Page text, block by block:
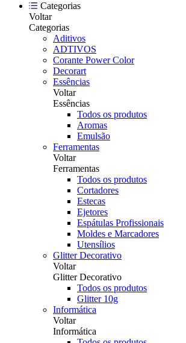
Categorias
Voltar
Categorias
Aditivos
ADTIVOS
Corante Power Color
Decorart
Essências
Voltar
Essências
Todos os produtos
Aromas
Emulsão
Ferramentas
Voltar
Ferramentas
Todos os produtos
Cortadores
Estecas
Ejetores
Espátulas Profissionais
Moldes e Marcadores
Utensílios
Glitter Decorativo
Voltar
Glitter Decorativo
Todos os produtos
Glitter 10g
Informática
Voltar
Informática